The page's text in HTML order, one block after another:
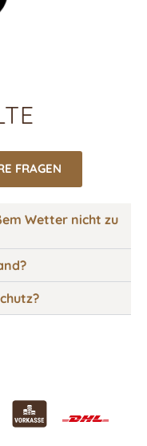
FRAGEN
Wetter nicht zu